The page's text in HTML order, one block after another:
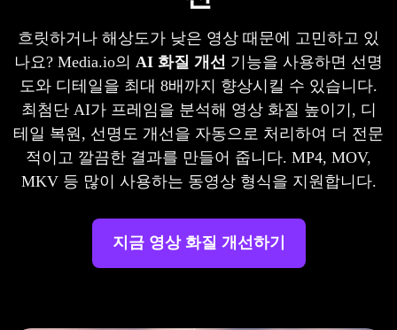
흐릿하거나 해상도가 낮은 영상 때문에 고민하고 있
나요? Media.io의 AI 화질 개선 기능을 사용하면 선명
도와 디테일을 최대 8배까지 향상시킬 수 있습니다.
최첨단 AI가 프레임을 분석해 영상 화질 높이기, 디
테일 복원, 선명도 개선을 자동으로 처리하여 더 전문
적이고 깔끔한 결과를 만들어 줍니다. MP4, MOV,
MKV 등 많이 사용하는 동영상 형식을 지원합니다.
지금 영상 화질 개선하기